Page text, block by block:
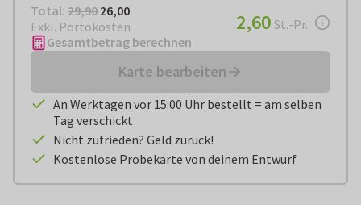
Total: € 26,00
Total: 29,90 26,00
Exkl. Portokosten
€ 2,60pro Stück
2,60 St.-Pr.
Gesamtbetrag berechnen
Karte bearbeiten
An Werktagen vor 15:00 Uhr bestellt = am selben
Tag verschickt
Nicht zufrieden? Geld zurück!
Kostenlose Probekarte von deinem Entwurf